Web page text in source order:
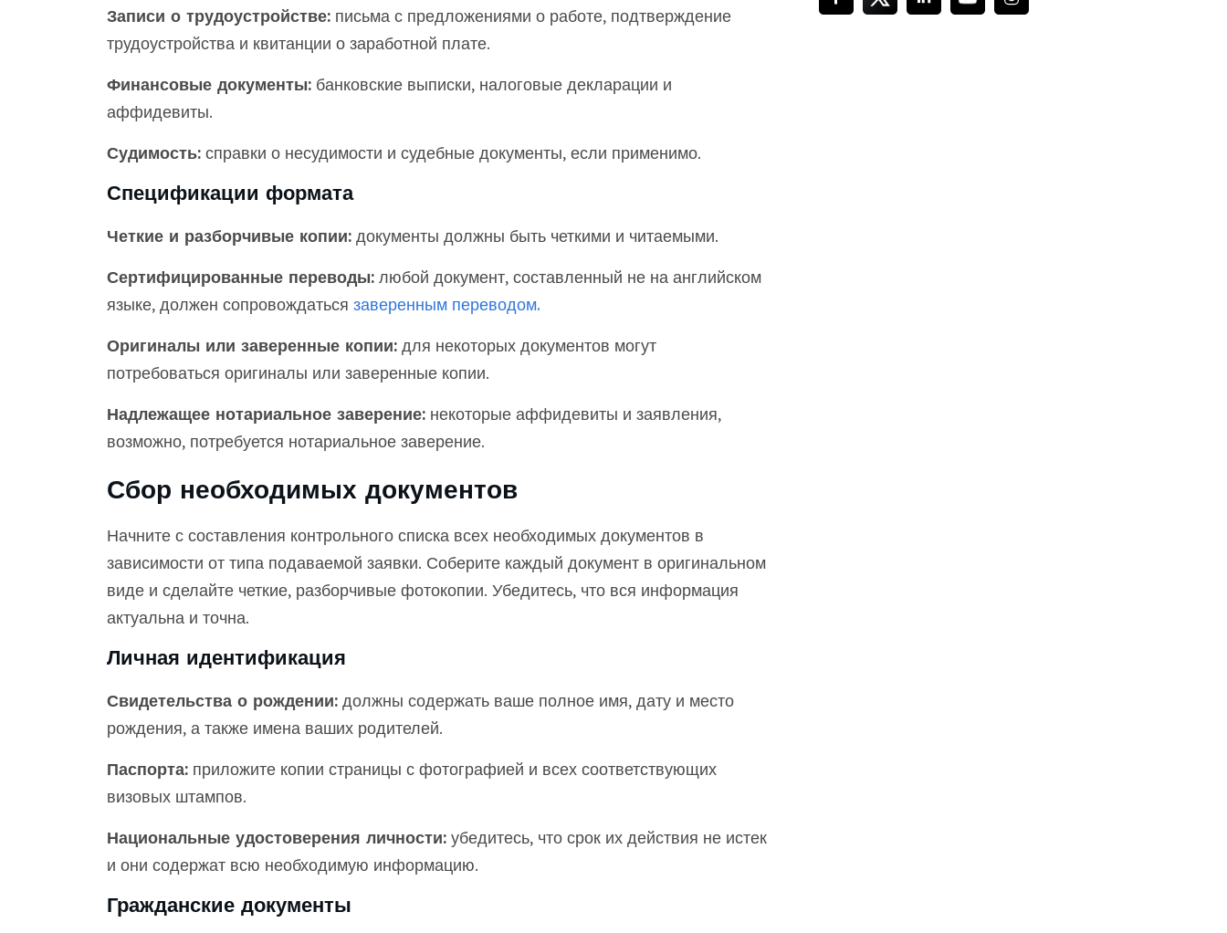
Записи о трудоустройстве:письма с предложениями о работе, подтверждение
трудоустройства и квитанции о заработной плате.
Финансовые документы:банковские выписки, налоговые декларации и
аффидевиты.
Судимость:справки о несудимости и судебные документы, если применимо.
Спецификации формата
Четкие и разборчивые копии:документы должны быть четкими и читаемыми.
Сертифицированные переводы:любой документ, составленный не на английском
языке, должен сопровождаться заверенным переводом.
Оригиналы или заверенные копии:для некоторых документов могут
потребоваться оригиналы или заверенные копии.
Надлежащее нотариальное заверение:некоторые аффидевиты и заявления,
возможно, потребуется нотариальное заверение.
Сбор необходимых документов
Начните с составления контрольного списка всех необходимых документов в
зависимости от типа подаваемой заявки. Соберите каждый документ в оригинальном
виде и сделайте четкие, разборчивые фотокопии. Убедитесь, что вся информация
актуальна и точна.
Личная идентификация
Свидетельства о рождении:должны содержать ваше полное имя, дату и место
рождения, а также имена ваших родителей.
Паспорта:приложите копии страницы с фотографией и всех соответствующих
визовых штампов.
Национальные удостоверения личности:убедитесь, что срок их действия не истек
и они содержат всю необходимую информацию.
Гражданские документы